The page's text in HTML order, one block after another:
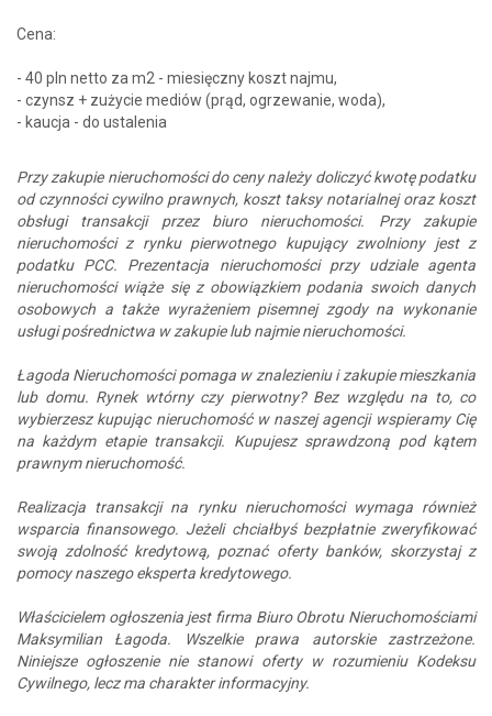
Cena:
- 40 pln netto za m2 - miesięczny koszt najmu,
- czynsz + zużycie mediów (prąd, ogrzewanie, woda),
- kaucja - do ustalenia
Przy zakupie nieruchomości do ceny należy doliczyć kwotę podatku
od czynności cywilno prawnych, koszt taksy notarialnej oraz koszt
obsługi transakcji przez biuro nieruchomości. Przy zakupie
nieruchomości z rynku pierwotnego kupujący zwolniony jest z
podatku PCC. Prezentacja nieruchomości przy udziale agenta
nieruchomości wiąże się z obowiązkiem podania swoich danych
osobowych a także wyrażeniem pisemnej zgody na wykonanie
usługi pośrednictwa w zakupie lub najmie nieruchomości.
Łagoda Nieruchomości pomaga w znalezieniu i zakupie mieszkania
lub domu. Rynek wtórny czy pierwotny? Bez względu na to, co
wybierzesz kupując nieruchomość w naszej agencji wspieramy Cię
na każdym etapie transakcji. Kupujesz sprawdzoną pod kątem
prawnym nieruchomość.
Realizacja transakcji na rynku nieruchomości wymaga również
wsparcia finansowego. Jeżeli chciałbyś bezpłatnie zweryfikować
swoją zdolność kredytową, poznać oferty banków, skorzystaj z
pomocy naszego eksperta kredytowego.
Właścicielem ogłoszenia jest firma Biuro Obrotu Nieruchomościami
Maksymilian Łagoda. Wszelkie prawa autorskie zastrzeżone.
Niniejsze ogłoszenie nie stanowi oferty w rozumieniu Kodeksu
Cywilnego, lecz ma charakter informacyjny.